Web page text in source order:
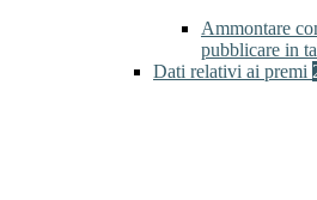
Ammontare
pubblicare in
Dati relativi ai premi